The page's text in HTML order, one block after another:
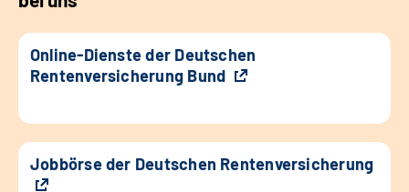
Online-Dienste der Deutschen
Rentenversicherung Bund
Jobbörse der Deutschen Rentenversicherung